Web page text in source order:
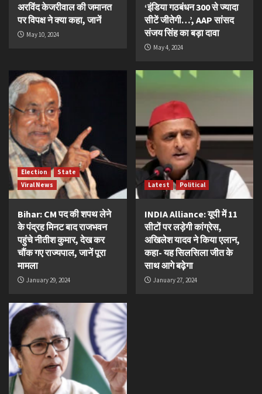
अरविंद केजरीवाल की जमानत
पर विपक्ष ने क्या कहा, जानें
May 10, 2024
‘इंडिया गठबंधन 300 से ज्यादा
सीटें जीतेगी…’, AAP सांसद
संजय सिंह का बड़ा दावा
May 4, 2024
Election
State
Viral News
Bihar: CM पद की शपथ लेने
के पंद्रह मिनट बाद राजभवन
पहुंचे नीतीश कुमार, देख कर
चौंक गए राज्यपाल, जानें पूरा
मामला
January 29, 2024
Latest Political
INDIA Alliance: यूपी में 11
सीटों पर लड़ेगी कांग्रेस,
अखिलेश यादव ने किया एलान,
कहा- यह सिलसिला जीत के
साथ आगे बढ़ेगा
January 27, 2024